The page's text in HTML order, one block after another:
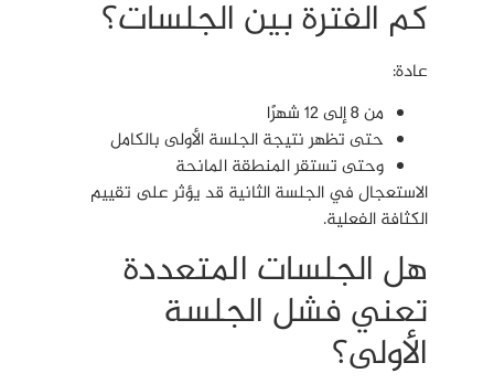
كم الفترة بين الجلسات؟
عادة:
من 8 إلى 12 شهرًا
حتى تظهر نتيجة الجلسة الأولى بالكامل
وحتى تستقر المنطقة المانحة
الاستعجال في الجلسة الثانية قد يؤثر على تقييم
الكثافة الفعلية.
هل الجلسات المتعددة
تعني فشل الجلسة
الأولى؟